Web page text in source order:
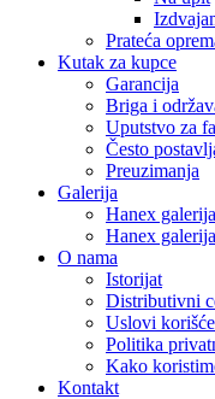
Prateća
Kutak za kupce
Garancija
Briga i
Uputstvo za
Često
Preuzimanja
Galerija
Hanex
Hanex
O nama
Istorijat
Distributivni
Uslovi
Politika
Kako
Kontakt